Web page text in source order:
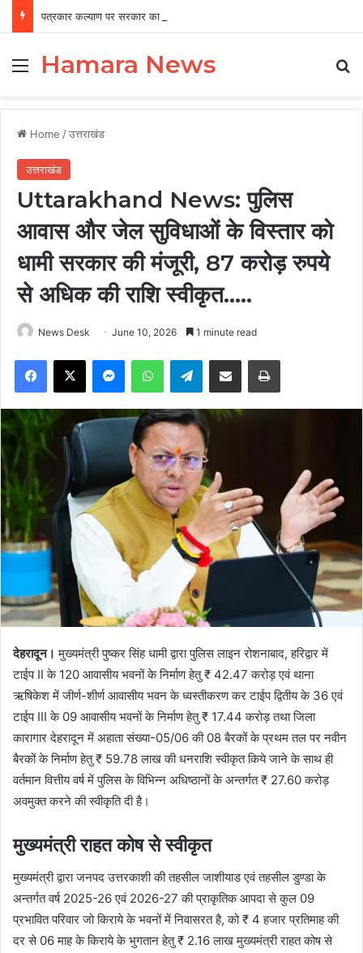
MenuHamara News
Home /उत्तराखंड
उत्तराखंड
Uttarakhand News: पुलिस
आवास और जेल सुविधाओं के विस्तार को
धामी सरकार की मंजूरी, 87 करोड़ रुपये
से अधिक की राशि स्वीकृत…..
News Desk June 10, 2026 1 minute read
Facebook
X MessengerWhatsAppTelegramShare via Email Print
देहरादून। मुख्यमंत्री पुष्कर सिंह धामी द्वारा पुलिस लाइन रोशनाबाद, हरिद्वार में
टाईप II के 120 आवासीय भवनों के निर्माण हेतु ₹ 42.47 करोड़ एवं थाना
ऋषिकेश में जीर्ण-शीर्ण आवासीय भवन के ध्वस्तीकरण कर टाईप द्वितीय के 36 एवं
टाईप III के 09 आवासीय भवनों के निर्माण हेतु ₹ 17.44 करोड़ तथा जिला
कारागार देहरादून में अहाता संख्या-05/06 की 08 बैरकों के प्रथम तल पर नवीन
बैरकों के निर्माण हेतु ₹ 59.78 लाख की धनराशि स्वीकृत किये जाने के साथ ही
वर्तमान वित्तीय वर्ष में पुलिस के विभिन्न अधिष्ठानों के अन्तर्गत ₹ 27.60 करोड़
अवमुक्त करने की स्वीकृति दी है।
मुख्यमंत्री राहत कोष से स्वीकृत
मुख्यमंत्री द्वारा जनपद उत्तरकाशी की तहसील जाशीयाड एवं तहसील डुण्डा के
अन्तर्गत वर्ष 2025-26 एवं 2026-27 की प्राकृतिक आपदा से कुल 09
प्रभावित परिवार जो किराये के भवनों में निवासरत है, को ₹ 4 हजार प्रतिमाह की
दर से 06 माह के किराये के भुगतान हेतु ₹ 2.16 लाख मुख्यमंत्री राहत कोष से